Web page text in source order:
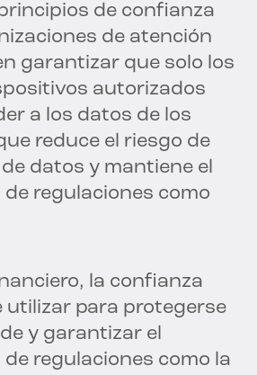
de confianza
de atención
garantizar que solo los
autorizados
a los datos de los
reduce el riesgo de
datos y mantiene el
regulaciones como
la confianza
utilizar para protegerse
y garantizar el
regulaciones como la